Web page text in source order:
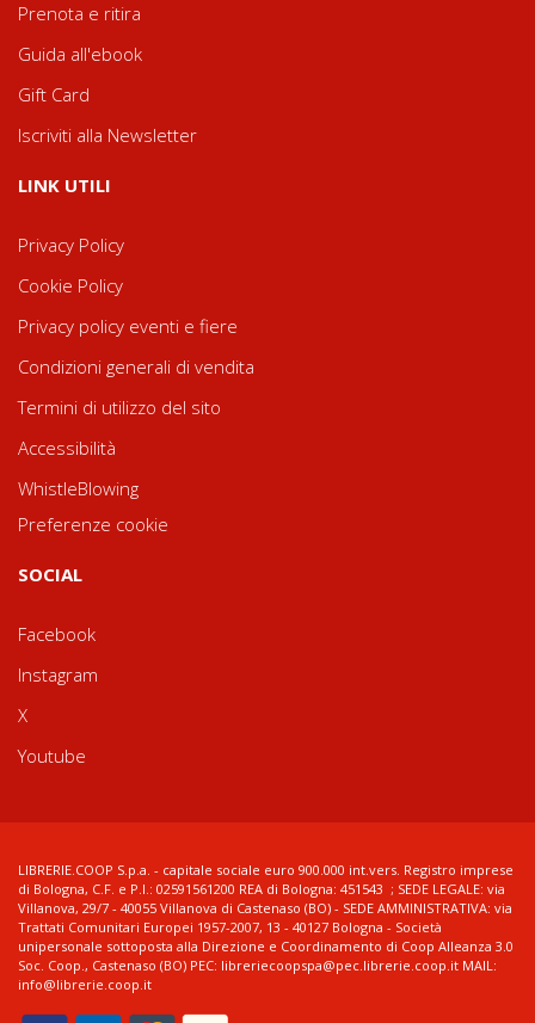
Prenota e ritira
Guida all'ebook
Gift Card
Iscriviti alla Newsletter
LINK UTILI
Privacy Policy
Cookie Policy
Privacy policy eventi e fiere
Condizioni generali di vendita
Termini di utilizzo del sito
Accessibilità
WhistleBlowing
Preferenze cookie
SOCIAL
Facebook
Instagram
X
Youtube
LIBRERIE.COOP S.p.a. - capitale sociale euro 900.000 int.vers. Registro imprese
di Bologna, C.F. e P.I.: 02591561200 REA di Bologna: 451543 ; SEDE LEGALE: via
Villanova, 29/7 - 40055 Villanova di Castenaso (BO) - SEDE AMMINISTRATIVA: via
Trattati Comunitari Europei 1957-2007, 13 - 40127 Bologna - Società
unipersonale sottoposta alla Direzione e Coordinamento di Coop Alleanza 3.0
Soc. Coop., Castenaso (BO) PEC: libreriecoopspa@pec.librerie.coop.it MAIL:
info@librerie.coop.it